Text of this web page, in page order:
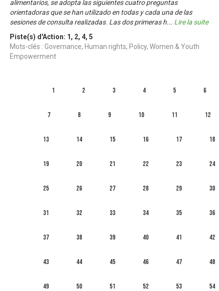
alimentarios, se adopta las siguientes cuatro preguntas
orientadoras que se han utilizado en todas y cada una de las
sesiones de consulta realizadas. Las dos primeras h... Lire la suite
Piste(s) d'Action: 1 , 2, 4, 5
Mots-clés : Governance, Human rights, Policy, Women & Youth
Empowerment
1 2 3 4 5 6
7 8 9 10 11 12
13 14 15 16 17 18
19 20 21 22 23 24
25 26 27 28 29 30
31 32 33 34 35 36
37 38 39 40 41 42
43 44 45 46 47 48
49 50 51 52 53 54